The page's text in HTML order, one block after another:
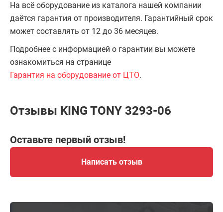
На всё оборудование из каталога нашей компании
даётся гарантия от производителя. Гарантийный срок
может составлять от 12 до 36 месяцев.
Подробнее с информацией о гарантии вы можете
ознакомиться на странице
Гарантия на оборудование от ЦТО.
Отзывы KING TONY 3293-06
Оставьте первый отзыв!
Написать отзыв